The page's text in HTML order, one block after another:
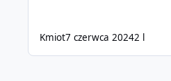
Kmiot7 czerwca 20242 l